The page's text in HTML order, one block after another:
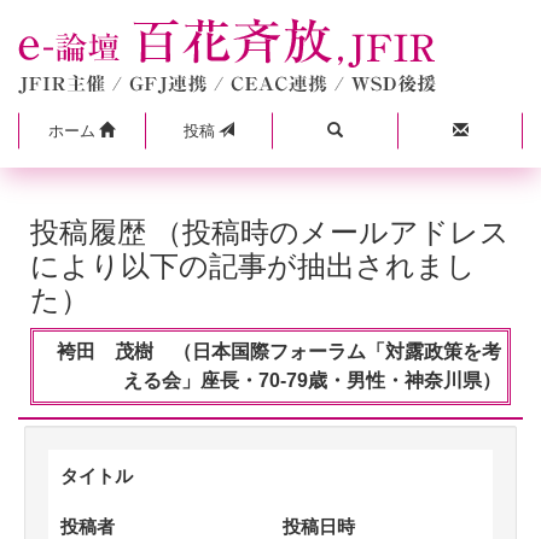
ホーム 投稿
投稿履歴 （投稿時のメールアドレス
により以下の記事が抽出されまし
た）
袴田 茂樹 （日本国際フォーラム「対露政策を考
える会」座長・70-79歳・男性・神奈川県）
タイトル
投稿者 投稿日時